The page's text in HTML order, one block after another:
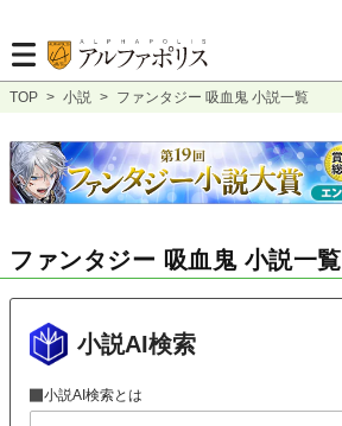
TOP > 小説 > ファンタジー 吸血鬼 小説一覧
ファンタジー 吸血鬼 小説一覧
小説AI検索
小説AI検索とは